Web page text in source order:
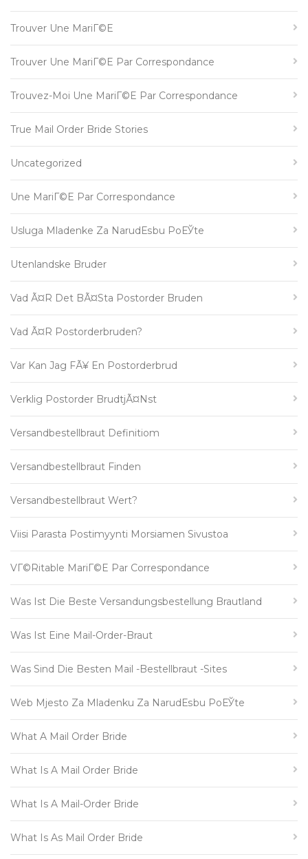
Trouver Une MariГ©e
Trouver Une MariГ©e Par Correspondance
Trouvez-Moi Une MariГ©e Par Correspondance
True Mail Order Bride Stories
Uncategorized
Une MariГ©e Par Correspondance
Usluga Mladenke Za NarudЕѕbu PoЕЎte
Utenlandske Bruder
Vad Ã¤r Det BÃ¤sta Postorder Bruden
Vad Ã¤r Postorderbruden?
Var Kan Jag FÃ¥ En Postorderbrud
Verklig Postorder BrudtjÃ¤nst
Versandbestellbraut Definitiom
Versandbestellbraut Finden
Versandbestellbraut Wert?
Viisi Parasta Postimyynti Morsiamen Sivustoa
VГ©ritable MariГ©e Par Correspondance
Was Ist Die Beste Versandungsbestellung Brautland
Was Ist Eine Mail-Order-Braut
Was Sind Die Besten Mail -Bestellbraut -Sites
Web Mjesto Za Mladenku Za NarudЕѕbu PoЕЎte
What A Mail Order Bride
What Is A Mail Order Bride
What Is A Mail-Order Bride
What Is As Mail Order Bride